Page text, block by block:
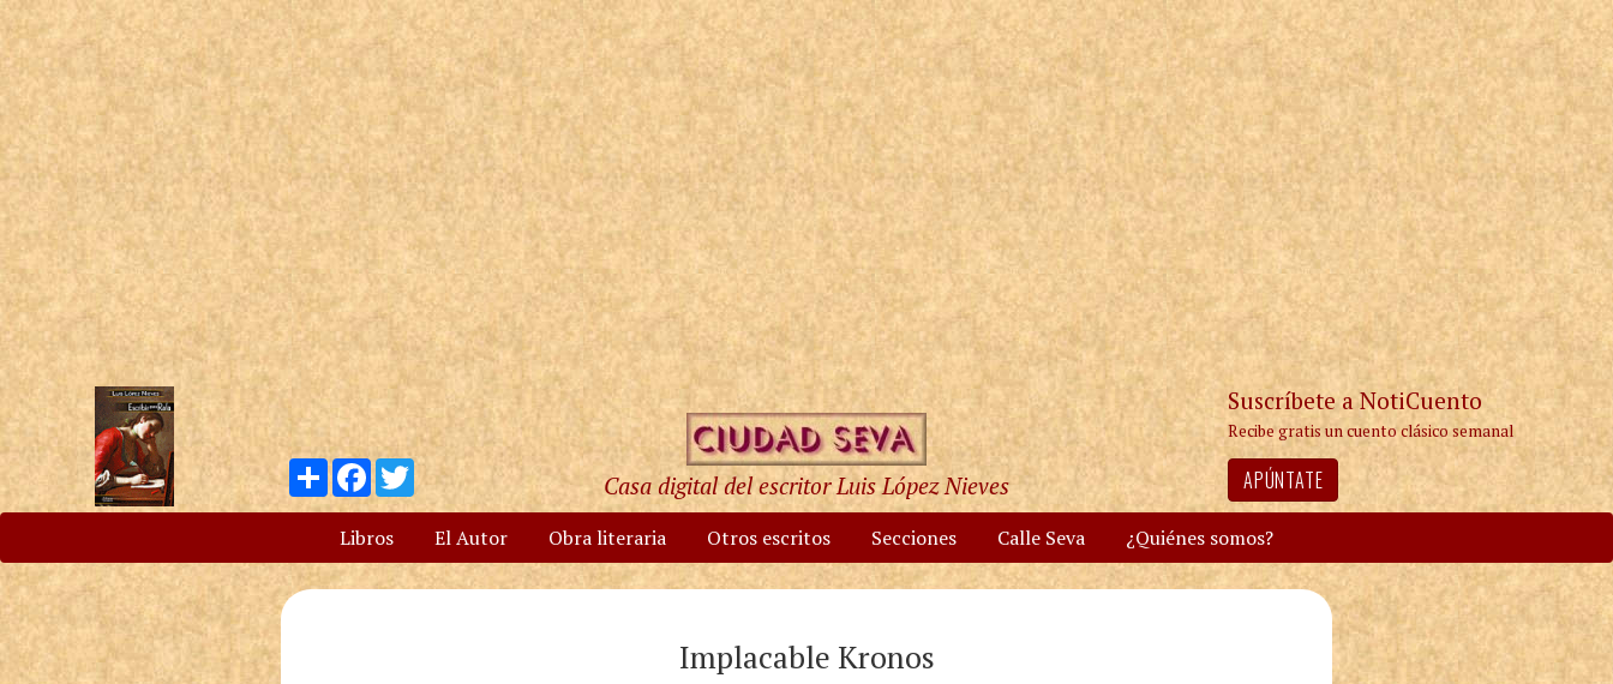
Compartir
Facebook
Twitter
Casa digital del escritor Luis López Nieves
Suscríbete a NotiCuento
Recibe gratis un cuento clásico semanal
APÚNTATE
Libros El Autor Obra literaria Otros escritos Secciones Calle Seva ¿Quiénes somos?
Implacable Kronos